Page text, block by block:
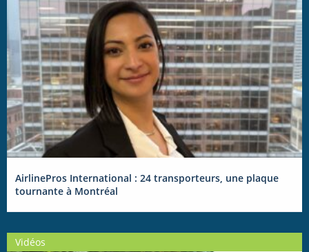
AirlinePros International : 24 transporteurs, une plaque
tournante à Montréal
Vidéos